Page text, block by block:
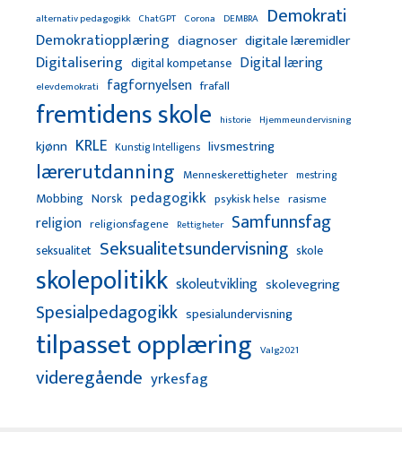
alternativ pedagogikk ChatGPT Corona DEMBRA Demokrati
Demokratiopplæring diagnoser digitale læremidler
Digitalisering digital kompetanse Digital læring
elevdemokrati fagfornyelsen frafall
fremtidens skole historie Hjemmeundervisning
kjønn KRLE Kunstig Intelligens livsmestring
lærerutdanning Menneskerettigheter mestring
Mobbing Norsk pedagogikk psykisk helse rasisme
religion religionsfagene Rettigheter Samfunnsfag
seksualitet Seksualitetsundervisning skole
skolepolitikk skoleutvikling skolevegring
Spesialpedagogikk spesialundervisning
tilpasset opplæring Valg2021
videregående yrkesfag